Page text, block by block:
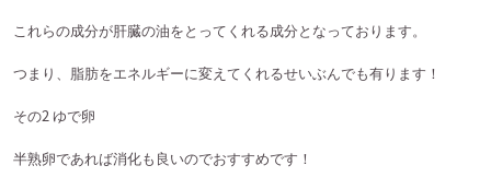
これらの成分が肝臓の油をとってくれる成分となっております。
つまり、脂肪をエネルギーに変えてくれるせいぶんでも有ります！
その2ゆで卵
半熟卵であれば消化も良いのでおすすめです！